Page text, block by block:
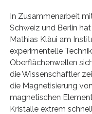
In Zusammenarbeit
Schweiz und Berlin
Mathias Kläui am
experimentelle
Oberflächenwellen
die Wissenschaftler
die Magnetisierung
magnetischen
Kristalle extrem